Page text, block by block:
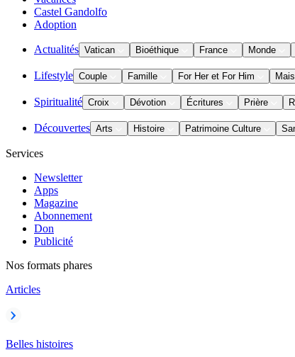
Castel Gandolfo
Adoption
Actualités Vatican Bioéthique France Monde
Lifestyle Couple Famille For Her et For Him
Spiritualité Croix Dévotion Écritures Prière
Découvertes Arts Histoire Patrimoine Culture
Services
Newsletter
Apps
Magazine
Abonnement
Don
Publicité
Nos formats phares
Articles
Belles histoires